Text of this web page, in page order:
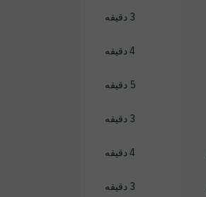
3 دقیقه
4 دقیقه
5 دقیقه
3 دقیقه
4 دقیقه
3 دقیقه